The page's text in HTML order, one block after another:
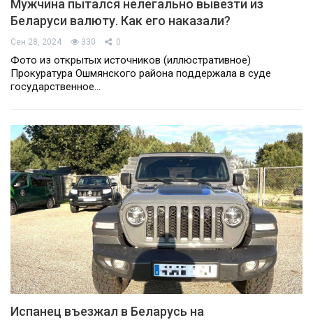
Мужчина пытался нелегально вывезти из
Беларуси валюту. Как его наказали?
Сен 28, 2024 330 0
Фото из открытых источников (иллюстративное)
Прокуратура Ошмянского района поддержала в суде
государственное…
Испанец въезжал в Беларусь на